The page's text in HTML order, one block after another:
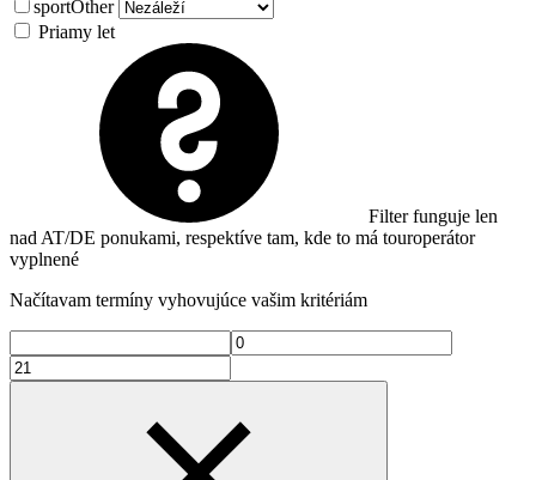
sportOther
Priamy let
Filter funguje len
nad AT/DE ponukami, respektíve tam, kde to má touroperátor
vyplnené
Načítavam termíny vyhovujúce vašim kritériám